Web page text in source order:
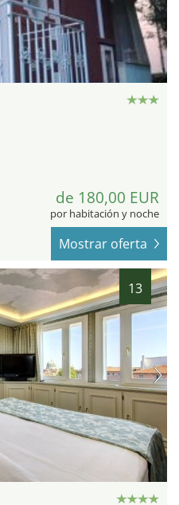
de 180,00 EUR
por habitación y noche
Mostrar oferta
13